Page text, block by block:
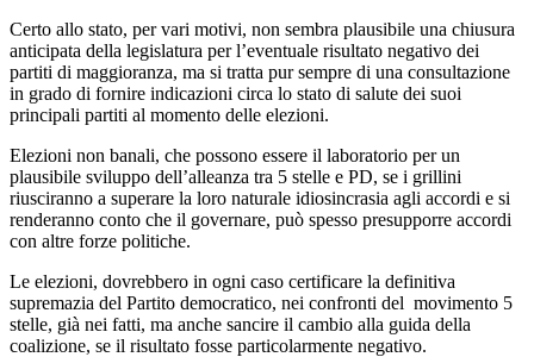
Certo allo stato, per vari motivi, non sembra plausibile una chiusura
anticipata della legislatura per l’eventuale risultato negativo dei
partiti di maggioranza, ma si tratta pur sempre di una consultazione
in grado di fornire indicazioni circa lo stato di salute dei suoi
principali partiti al momento delle elezioni.
Elezioni non banali, che possono essere il laboratorio per un
plausibile sviluppo dell’alleanza tra 5 stelle e PD, se i grillini
riusciranno a superare la loro naturale idiosincrasia agli accordi e si
renderanno conto che il governare, può spesso presupporre accordi
con altre forze politiche.
Le elezioni, dovrebbero in ogni caso certificare la definitiva
supremazia del Partito democratico, nei confronti del movimento 5
stelle, già nei fatti, ma anche sancire il cambio alla guida della
coalizione, se il risultato fosse particolarmente negativo.